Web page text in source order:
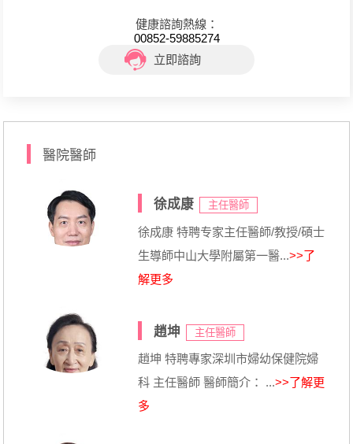
健康諮詢熱線：
00852-59885274
立即諮詢
醫院醫師
徐成康 主任醫師
徐成康 特聘专家主任醫師/教授/碩士
生導師中山大學附屬第一醫...>>了
解更多
趙坤 主任醫師
趙坤 特聘專家深圳市婦幼保健院婦
科 主任醫師 醫師簡介： ...>>了解更
多